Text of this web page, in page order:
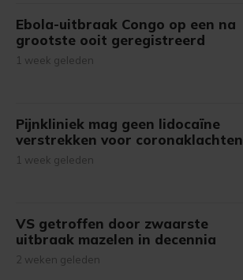
Ebola-uitbraak Congo op een na
grootste ooit geregistreerd
1 week geleden
Pijnkliniek mag geen lidocaïne
verstrekken voor coronaklachten
1 week geleden
VS getroffen door zwaarste
uitbraak mazelen in decennia
2 weken geleden